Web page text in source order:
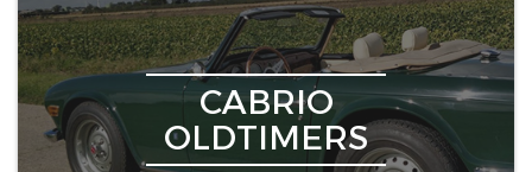
CABRIO
OLDTIMERS